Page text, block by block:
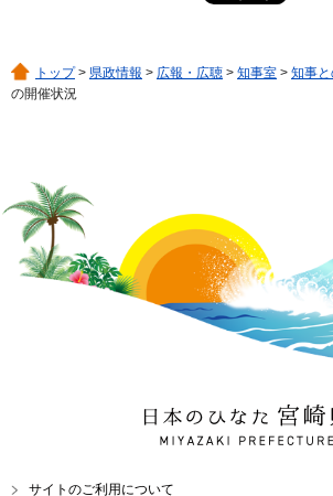
トップ> 県政情報 > 広報・広聴 > 知事室 > 知事
の開催状況
日本のひなた 宮崎県
MIYAZAKI PREFECTURE
サイトのご利用について